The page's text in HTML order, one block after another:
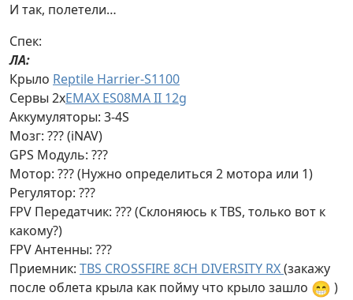
И так, полетели…
Спек:
ЛА:
Крыло Reptile Harrier-S1100
Сервы 2xEMAX ES08MA II 12g
Аккумуляторы: 3-4S
Мозг: ??? (iNAV)
GPS Модуль: ???
Мотор: ??? (Нужно определиться 2 мотора или 1)
Регулятор: ???
FPV Передатчик: ??? (Склоняюсь к TBS, только вот к
какому?)
FPV Антенны: ???
Приемник: TBS CROSSFIRE 8CH DIVERSITY RX(закажу
после облета крыла как пойму что крыло зашло 😁 )